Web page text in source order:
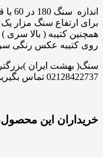
اندازه سنگ 180 در 60 با قطر 4 سانتی متر است.
برای ارتفاع سنگ مزار یک عدد
همچنین کتیبه ( بالا
روی کتیبه عکس رنگی
02128422737 تماس بگیرید.
خریداران این